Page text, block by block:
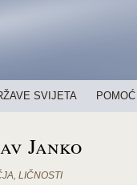
SVIJETA POMOĆ
Janko
, LIČNOSTI